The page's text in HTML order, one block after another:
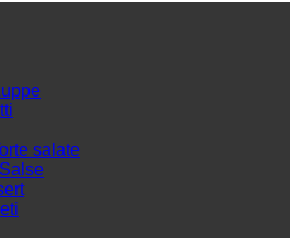
salate